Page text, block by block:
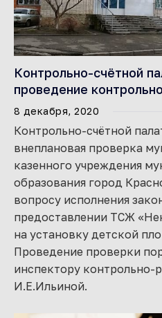
Контрольно-счётной
проведение
8 декабря, 2020
Контрольно-счётной
внеплановая проверка
казенного учреждения
образования город
вопросу исполнения
предоставлении ТСЖ
на установку детской
Проведение проверки
инспектору контрольно-
И.Е.Ильиной.